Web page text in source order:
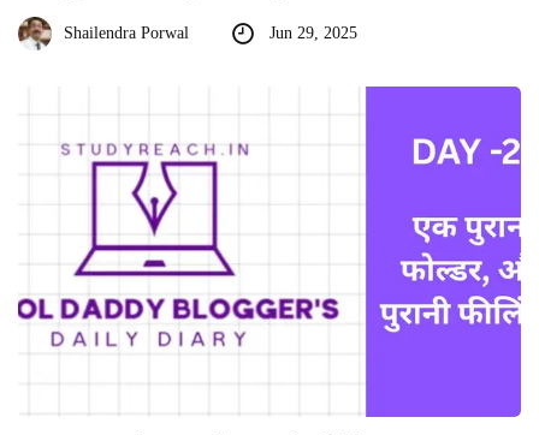
Shailendra Porwal Jun 29, 2025